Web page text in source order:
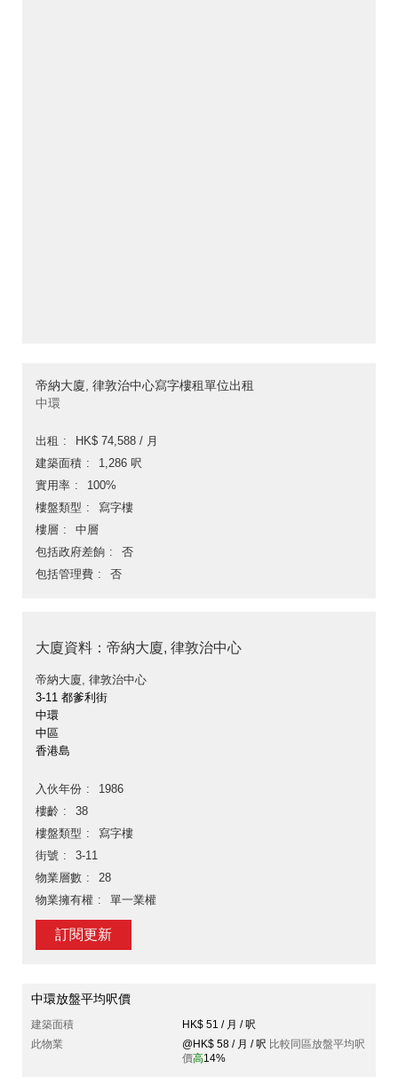
帝納大廈, 律敦治中心寫字樓租單位出租
中環
出租
HK$ 74,588 / 月
建築面積
1,286 呎
實用率
100%
樓盤類型
寫字樓
樓層
中層
包括政府差餉
否
包括管理費
否
大廈資料：帝納大廈, 律敦治中心
帝納大廈, 律敦治中心
3-11 都爹利街
中環
中區
香港島
入伙年份
1986
樓齡
38
樓盤類型
寫字樓
街號
3-11
物業層數
28
物業擁有權
單一業權
訂閱更新
中環放盤平均呎價
建築面積
HK$ 51 / 月 / 呎
此物業
@HK$ 58 / 月 / 呎 比較同區放盤平均呎
價高14%